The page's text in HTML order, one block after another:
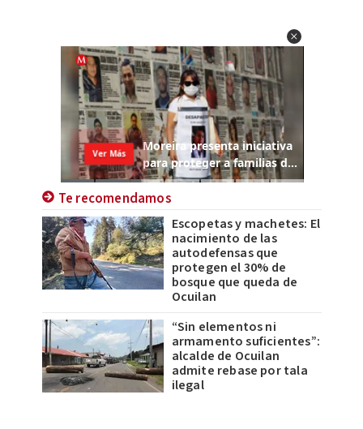
Te recomendamos
Escopetas y machetes: El
nacimiento de las
autodefensas que
protegen el 30% de
bosque que queda de
Ocuilan
“Sin elementos ni
armamento suficientes”:
alcalde de Ocuilan
admite rebase por tala
ilegal